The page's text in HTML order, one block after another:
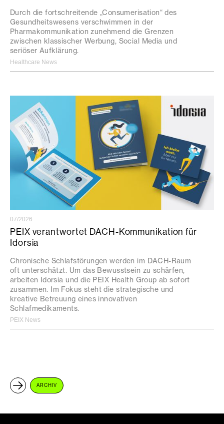
Durch die fortschreitende „Consumerisation“ des
Gesundheitswesens verschwimmen in der
Pharmakommunikation zunehmend die Grenzen
zwischen klassischer Werbung, Social Media und
seriöser Aufklärung.
Healthcare News
07/2026
PEIX verantwortet DACH-Kommunikation für
Idorsia
Chronische Schlafstörungen werden im DACH-Raum
oft unterschätzt. Um das Bewusstsein zu schärfen,
arbeiten Idorsia und die PEIX Health Group ab sofort
zusammen. Im Fokus steht die strategische und
kreative Betreuung eines innovativen
Schlafmedikaments.
PEIX News
ARCHIV